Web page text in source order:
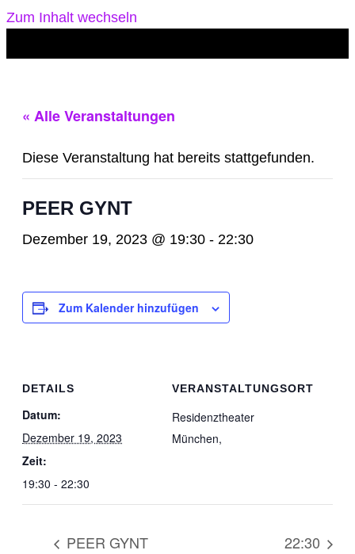
Zum Inhalt wechseln
« Alle Veranstaltungen
Diese Veranstaltung hat bereits stattgefunden.
PEER GYNT
Dezember 19, 2023 @ 19:30 - 22:30
Zum Kalender hinzufügen
DETAILS
Datum:
Dezember 19, 2023
Zeit:
19:30 - 22:30
VERANSTALTUNGSORT
Residenztheater
München,
PEER GYNT 22:30